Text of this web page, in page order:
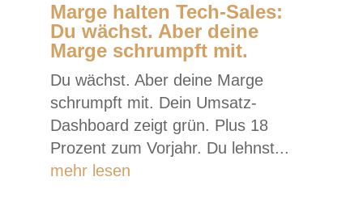
Marge halten Tech-Sales:
Du wächst. Aber deine
Marge schrumpft mit.
Du wächst. Aber deine Marge
schrumpft mit. Dein Umsatz-
Dashboard zeigt grün. Plus 18
Prozent zum Vorjahr. Du lehnst...
mehr lesen